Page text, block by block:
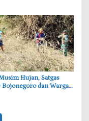
Hujan, Satgas
dan Warga